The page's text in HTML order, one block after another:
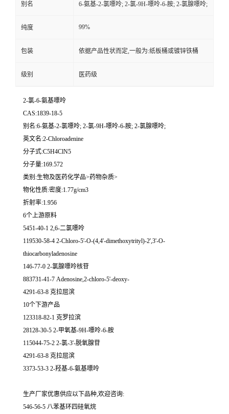
别名 6-氨基-2-氯嘌呤; 2-氯-9H-嘌呤-6-胺; 2-氯腺嘌呤;
纯度 99%
包装 依据产品性状而定,一般为:纸板桶或镀锌铁桶
级别 医药级
2-氯-6-氨基嘌呤
CAS:1839-18-5
别名:6-氨基-2-氯嘌呤; 2-氯-9H-嘌呤-6-胺; 2-氯腺嘌呤;
英文名:2-Chloroadenine
分子式:C5H4ClN5
分子量:169.572
类别:生物及医药化学品>药物杂质>
物化性质:密度:1.77g/cm3
折射率:1.956
6个上游原料
5451-40-1 2,6-二氯嘌呤
119530-58-4 2-Chloro-5'-O-(4,4'-dimethoxytrityl)-2',3'-O-
thiocarbonyladenosine
146-77-0 2-氯腺嘌呤核苷
883731-41-7 Adenosine,2-chloro-5'-deoxy-
4291-63-8 克拉屈滨
10个下游产品
123318-82-1 克罗拉滨
28128-30-5 2-甲氧基-9H-嘌呤-6-胺
115044-75-2 2-氯-3'-脱氧腺苷
4291-63-8 克拉屈滨
3373-53-3 2-羟基-6-氨基嘌呤
生产厂家优惠供应以下品种,欢迎咨询:
546-56-5 八苯基环四硅氧烷